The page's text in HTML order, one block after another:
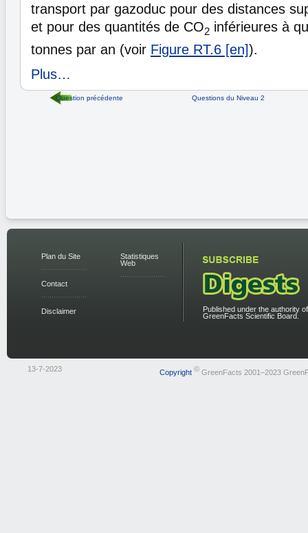
transport par gazoduc pour des distances
et pour des quantités de CO2 inférieures à
tonnes par an (voir Figure RT.6 [en]).
Plus…
Question précédente Questions du Niveau 2
Plan du Site
Contact
Disclaimer
Statistiques
Web
Published under the authority
GreenFacts Scientific Board.
13-7-2023 Copyright ©GreenFacts 2001–2023